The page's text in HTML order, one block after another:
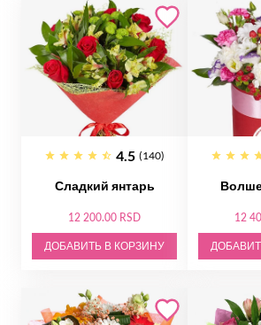
4.5 (140)
Сладкий янтарь
12 200.00 RSD
ДОБАВИТЬ В КОРЗИНУ
12